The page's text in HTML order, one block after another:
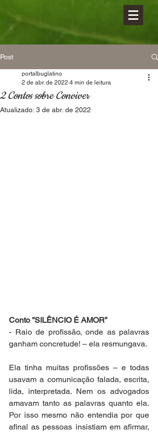
Post
2 Contos sobre Conviver
portalbuglatino
2 de abr. de 2022 4 min de leitura
Atualizado: 3 de abr. de 2022
Conto ”SILÊNCIO É AMOR”
- Raio de profissão, onde as palavras
ganham concretude! – ela resmungava.
Ela tinha muitas profissões – e todas
usavam a comunicação falada, escrita,
lida, interpretada. Nem os advogados
amavam tanto as palavras quanto ela.
Por isso mesmo não entendia por que
afinal as pessoas insistiam em afirmar,